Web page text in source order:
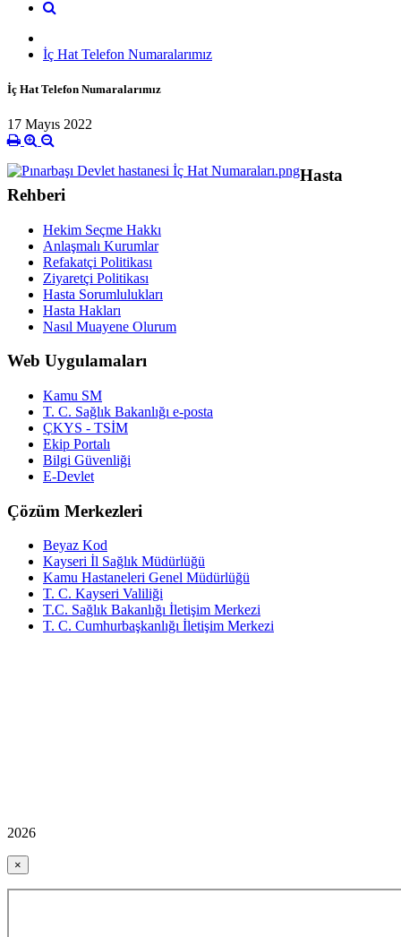
İç Hat Telefon Numaralarımız
İç Hat Telefon Numaralarımız
17 Mayıs 2022
Hasta
Rehberi
Hekim Seçme Hakkı
Anlaşmalı Kurumlar
Refakatçi Politikası
Ziyaretçi Politikası
Hasta Sorumlulukları
Hasta Hakları
Nasıl Muayene Olurum
Web Uygulamaları
Kamu SM
T. C. Sağlık Bakanlığı e-posta
ÇKYS - TSİM
Ekip Portalı
Bilgi Güvenliği
E-Devlet
Çözüm Merkezleri
Beyaz Kod
Kayseri İl Sağlık Müdürlüğü
Kamu Hastaneleri Genel Müdürlüğü
T. C. Kayseri Valiliği
T.C. Sağlık Bakanlığı İletişim Merkezi
T. C. Cumhurbaşkanlığı İletişim Merkezi
2026
×